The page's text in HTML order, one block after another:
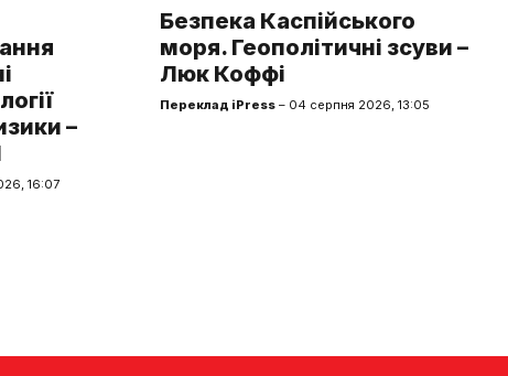
–
16:07
Безпека Каспійського
моря. Геополітичні зсуви –
Люк Коффі
Переклад iPress – 04 серпня 2026, 13:05